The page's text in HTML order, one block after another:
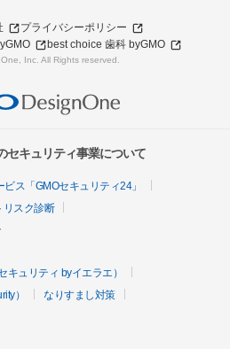
プライバシーポリシー
best choice 歯科 byGMO
Inc. All Rights reserved.
セキュリティ事業について
ス「GMOセキュリティ24」
リスク診断
ュリティ byイエラエ）
）
なりすまし対策